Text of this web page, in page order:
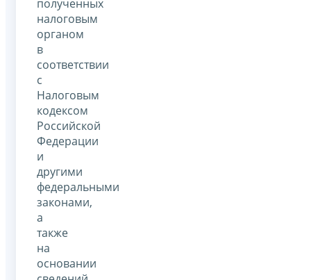
полученных
налоговым
органом
в
соответствии
с
Налоговым
кодексом
Российской
Федерации
и
другими
федеральными
законами,
а
также
на
основании